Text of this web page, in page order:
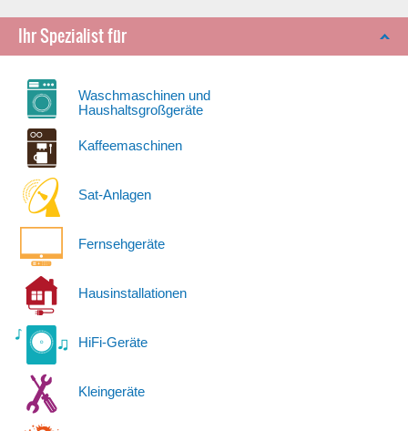
Ihr Spezialist für
Waschmaschinen und
Haushaltsgroßgeräte
Kaffeemaschinen
Sat-Anlagen
Fernsehgeräte
Hausinstallationen
HiFi-Geräte
Kleingeräte